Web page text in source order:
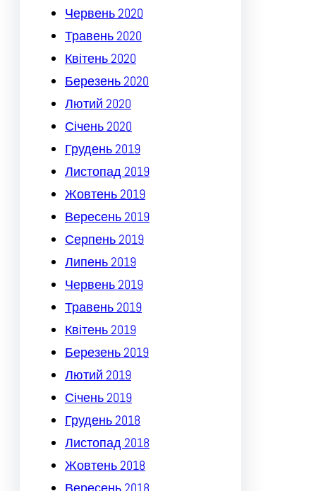
Червень 2020
Травень 2020
Квітень 2020
Березень 2020
Лютий 2020
Січень 2020
Грудень 2019
Листопад 2019
Жовтень 2019
Вересень 2019
Серпень 2019
Липень 2019
Червень 2019
Травень 2019
Квітень 2019
Березень 2019
Лютий 2019
Січень 2019
Грудень 2018
Листопад 2018
Жовтень 2018